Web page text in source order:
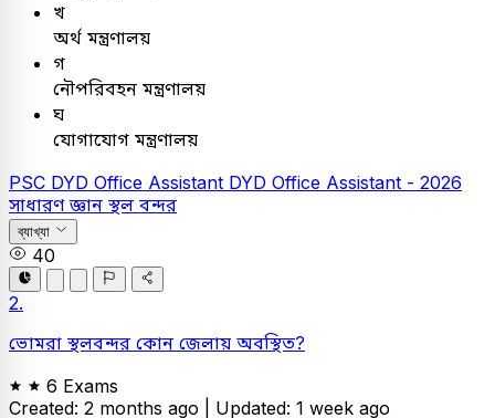
খ
অর্থ মন্ত্রণালয়
গ
নৌপরিবহন মন্ত্রণালয়
ঘ
যোগাযোগ মন্ত্রণালয়
PSC DYD Office Assistant DYD Office Assistant - 2026
সাধারণ জ্ঞান স্থল বন্দর
ব্যাখ্যা
40
2.
ভোমরা স্থলবন্দর কোন জেলায় অবস্থিত?
6 Exams
Created: 2 months ago | Updated: 1 week ago